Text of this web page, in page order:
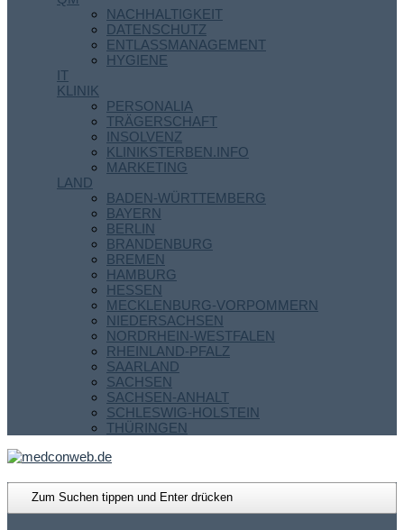
NACHHALTIGKEIT
DATENSCHUTZ
ENTLASSMANAGEMENT
HYGIENE
IT
KLINIK
PERSONALIA
TRÄGERSCHAFT
INSOLVENZ
KLINIKSTERBEN.INFO
MARKETING
LAND
BADEN-WÜRTTEMBERG
BAYERN
BERLIN
BRANDENBURG
BREMEN
HAMBURG
HESSEN
MECKLENBURG-VORPOMMERN
NIEDERSACHSEN
NORDRHEIN-WESTFALEN
RHEINLAND-PFALZ
SAARLAND
SACHSEN
SACHSEN-ANHALT
SCHLESWIG-HOLSTEIN
THÜRINGEN